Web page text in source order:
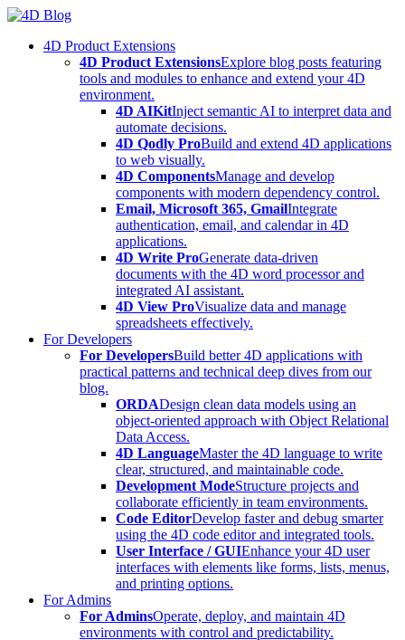
Skip
content4D Product Extensions
4D Product ExtensionsExplore blog posts featuring
tools and modules to enhance and extend your 4D
environment.
4D AIKitInject semantic AI to interpret data and
automate decisions.
4D Qodly ProBuild and extend 4D applications
to web visually.
4D ComponentsManage and develop
components with modern dependency control.
Email, Microsoft 365, GmailIntegrate
authentication, email, and calendar in 4D
applications.
4D Write ProGenerate data-driven
documents with the 4D word processor and
integrated AI assistant.
4D View ProVisualize data and manage
spreadsheets effectively.
For Developers
For DevelopersBuild better 4D applications with
practical patterns and technical deep dives from our
blog.
ORDADesign clean data models using an
object-oriented approach with Object Relational
Data Access.
4D LanguageMaster the 4D language to write
clear, structured, and maintainable code.
Development ModeStructure projects and
collaborate efficiently in team environments.
Code EditorDevelop faster and debug smarter
using the 4D code editor and integrated tools.
User Interface / GUIEnhance your 4D user
interfaces with elements like forms, lists, menus,
and printing options.
For Admins
For AdminsOperate, deploy, and maintain 4D
environments with control and predictability.